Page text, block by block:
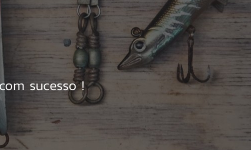
sucesso !